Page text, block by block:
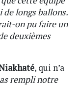
de longs ballons.
on pu faire un
deuxièmes
, qui n’a
rempli notre